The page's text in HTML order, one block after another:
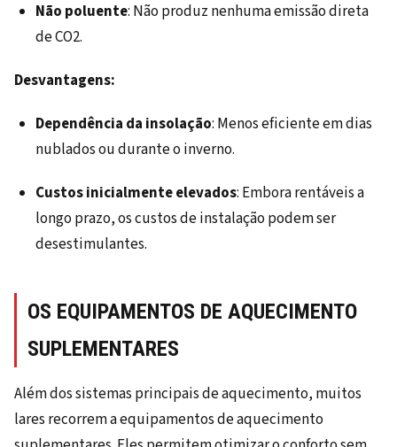
Não poluente: Não produz nenhuma emissão direta
de CO2.
Desvantagens:
Dependência da insolação: Menos eficiente em dias
nublados ou durante o inverno.
Custos inicialmente elevados: Embora rentáveis a
longo prazo, os custos de instalação podem ser
desestimulantes.
OS EQUIPAMENTOS DE AQUECIMENTO
SUPLEMENTARES
Além dos sistemas principais de aquecimento, muitos
lares recorrem a equipamentos de aquecimento